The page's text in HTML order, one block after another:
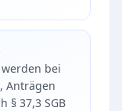
bei
Anträgen
§ 37,3 SGB